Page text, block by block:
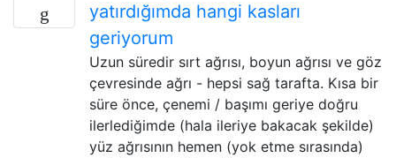
yatırdığımda hangi kasları
geriyorum
Uzun süredir sırt ağrısı, boyun ağrısı ve göz
çevresinde ağrı - hepsi sağ tarafta. Kısa bir
süre önce, çenemi / başımı geriye doğru
ilerlediğimde (hala ileriye bakacak şekilde)
yüz ağrısının hemen (yok etme sırasında)